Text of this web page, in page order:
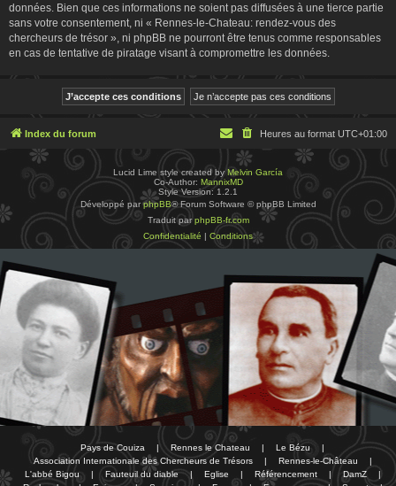
données. Bien que ces informations ne soient pas diffusées à une tierce partie
sans votre consentement, ni « Rennes-le-Chateau: rendez-vous des
chercheurs de trésor », ni phpBB ne pourront être tenus comme responsables
en cas de tentative de piratage visant à compromettre les données.
Index du forum Heures au format UTC+01:00
Lucid Lime style created byMelvin García
Co-Author: MannixMD
Style Version: 1.2.1
Développé parphpBB® Forum Software © phpBB Limited
Traduit parphpBB-fr.com
Confidentialité | Conditions
Pays de Couiza | Rennes le Chateau | Le Bézu
|
Association Internationale des Chercheurs de Trésors
| Rennes-le-Château
|
L'abbé Bigou
| Fauteuil du diable | Eglise | Référencement | DamZ
|